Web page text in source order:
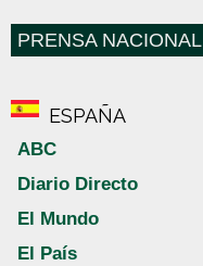
PRENSA NACIONAL
ESPAÑA
ABC
Diario Directo
El Mundo
El País